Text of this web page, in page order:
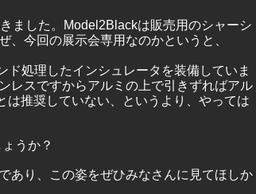
ました。Model2Blackは販売用のシャーシ
、今回の展示会専用なのかというと、
処理したインシュレータを装備していま
レスですからアルミの上で引きずればアル
は推奨していない、というより、やっては
うか？
あり、この姿をぜひみなさんに見てほしか